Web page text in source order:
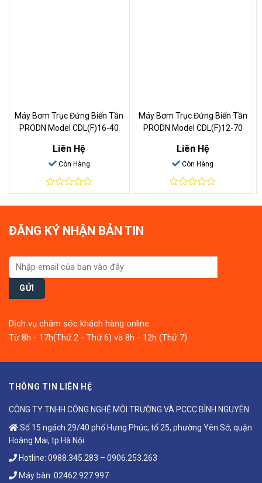
Máy Bơm Trục Đứng Biến Tần
PRODN Model CDL(F)16-40
Liên Hệ
Còn Hàng
0
out
Máy Bơm Trục Đứng Biến Tần
PRODN Model CDL(F)12-70
Liên Hệ
Còn Hàng
0
out
ĐĂNG KÝ NHẬN BẢN TIN
Dịch vụ chăm sóc khách hàng online
Từ 8h - 17h(Thứ 2 - Thứ 6) và 8h - 12h (Thứ 7)
THÔNG TIN LIÊN HỆ
CÔNG TY TNHH CÔNG NGHỆ MÔI TRƯỜNG VÀ PCCC BÌNH NGUYÊN
Số 15 ngách 29/40 phố Hưng Phúc, tổ 25, phường Yên Sở, quận
Hoàng Mai, tp Hà Nội
Hotline: 0988.345.283 – 0906.253.263
Máy bàn: 02462.927.997